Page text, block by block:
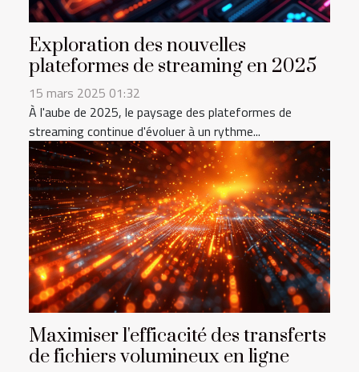
Exploration des nouvelles
plateformes de streaming en 2025
15 mars 2025 01:32
À l'aube de 2025, le paysage des plateformes de
streaming continue d'évoluer à un rythme...
Maximiser l'efficacité des transferts
de fichiers volumineux en ligne